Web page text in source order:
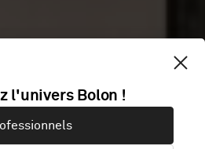
&
l'univers Bolon !